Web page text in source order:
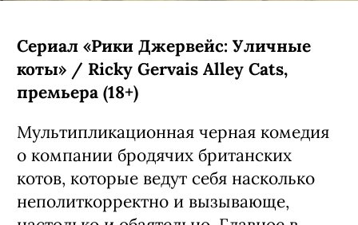
С 6 августа, Netflix